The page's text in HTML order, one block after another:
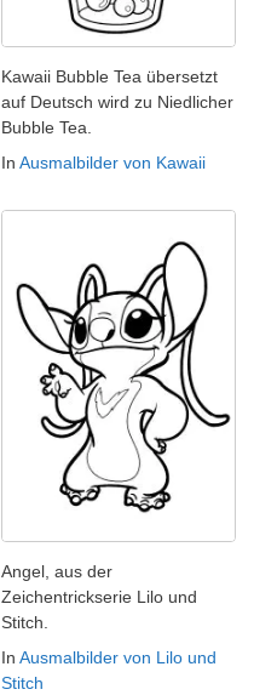
Kawaii Bubble Tea übersetzt
auf Deutsch wird zu Niedlicher
Bubble Tea.
In Ausmalbilder von Kawaii
Angel, aus der
Zeichentrickserie Lilo und
Stitch.
In Ausmalbilder von Lilo und
Stitch